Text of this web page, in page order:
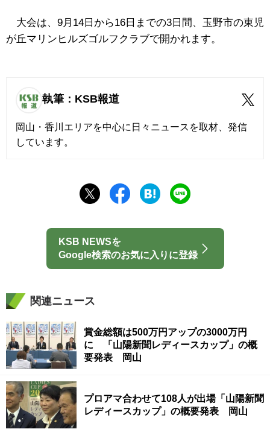
大会は、9月14日から16日までの3日間、玉野市の東児
が丘マリンヒルズゴルフクラブで開かれます。
執筆：KSB報道
岡山・香川エリアを中心に日々ニュースを取材、発信
しています。
KSB NEWSを
Google検索のお気に入りに登録
関連ニュース
賞金総額は500万円アップの3000万円
に 「山陽新聞レディースカップ」の概
要発表 岡山
プロアマ合わせて108人が出場「山陽新聞
レディースカップ」の概要発表 岡山